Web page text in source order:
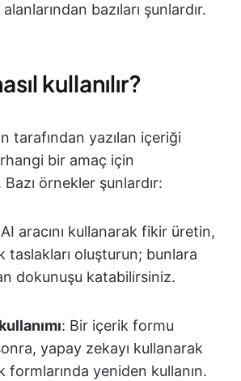
bazıları şunlardır.
kullanılır?
tarafından yazılan içeriği
bir amaç için
örnekler şunlardır:
aracını kullanarak fikir üretin,
taslakları oluşturun; bunlara
dokunuşu katabilirsiniz.
: Bir içerik formu
yapay zekayı kullanarak
formlarında yeniden kullanın.